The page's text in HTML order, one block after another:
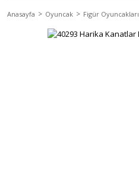
Anasayfa Oyuncak Figür Oyuncakları